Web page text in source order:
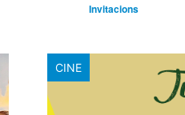
Invitacions
CINE